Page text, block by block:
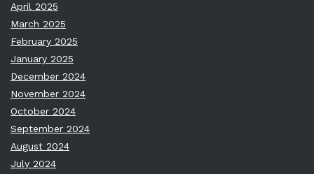
April 2025
March 2025
February 2025
January 2025
December 2024
November 2024
October 2024
September 2024
August 2024
July 2024